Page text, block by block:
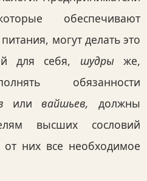
обеспечивают
могут делать это
для себя, шудрыже,
обязанности
или вайшьев,
должны
высших сословий
них все необходимое